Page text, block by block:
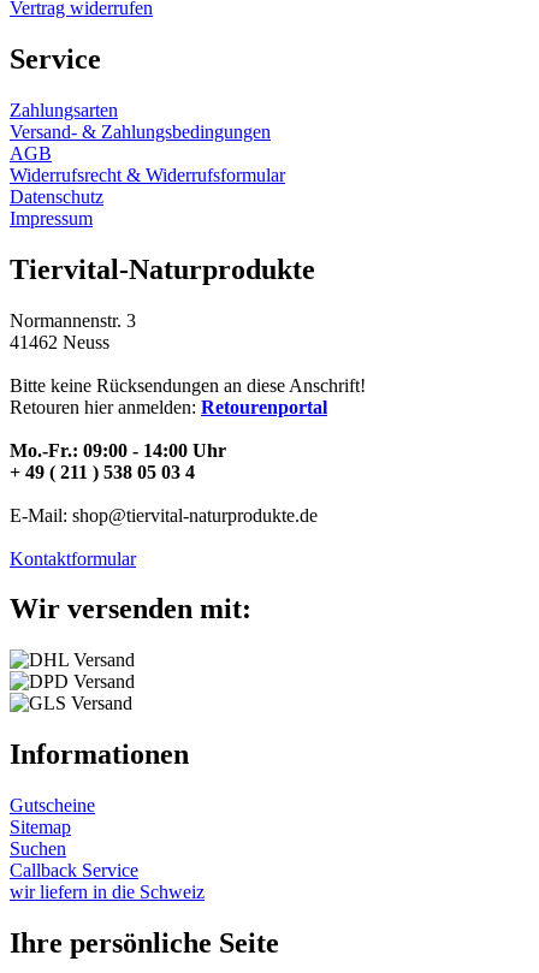
Vertrag widerrufen
Service
Zahlungsarten
Versand- & Zahlungsbedingungen
AGB
Widerrufsrecht & Widerrufsformular
Datenschutz
Impressum
Tiervital-Naturprodukte
Normannenstr. 3
41462 Neuss
Bitte keine Rücksendungen an diese Anschrift!
Retouren hier anmelden: Retourenportal
Mo.-Fr.: 09:00 - 14:00 Uhr
+ 49 ( 211 ) 538 05 03 4
E-Mail: shop@tiervital-naturprodukte.de
Kontaktformular
Wir versenden mit:
Informationen
Gutscheine
Sitemap
Suchen
Callback Service
wir liefern in die Schweiz
Ihre persönliche Seite